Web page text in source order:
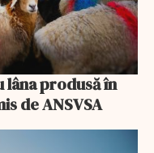
de ANSVSA